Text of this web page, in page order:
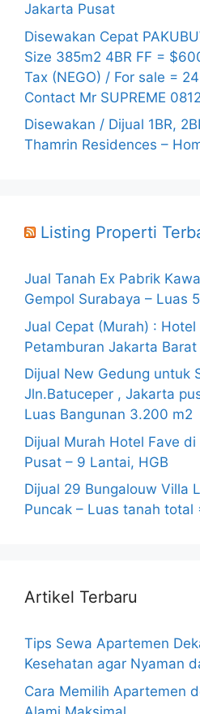
Jakarta Pusat
Disewakan Cepat
Size 385m2 4BR FF =
Tax (NEGO) / For sale =
Contact Mr SUPREME
Disewakan / Dijual 1BR,
Thamrin Residences –
Listing Properti
Jual Tanah Ex Pabrik
Gempol Surabaya – Luas
Jual Cepat (Murah) :
Petamburan Jakarta Barat
Dijual New Gedung untuk
Jln.Batuceper , Jakarta
Luas Bangunan 3.200 m2
Dijual Murah Hotel Fave
Pusat – 9 Lantai, HGB
Dijual 29 Bungalouw Villa
Puncak – Luas tanah total
Artikel Terbaru
Tips Sewa Apartemen
Kesehatan agar Nyaman
Cara Memilih Apartemen